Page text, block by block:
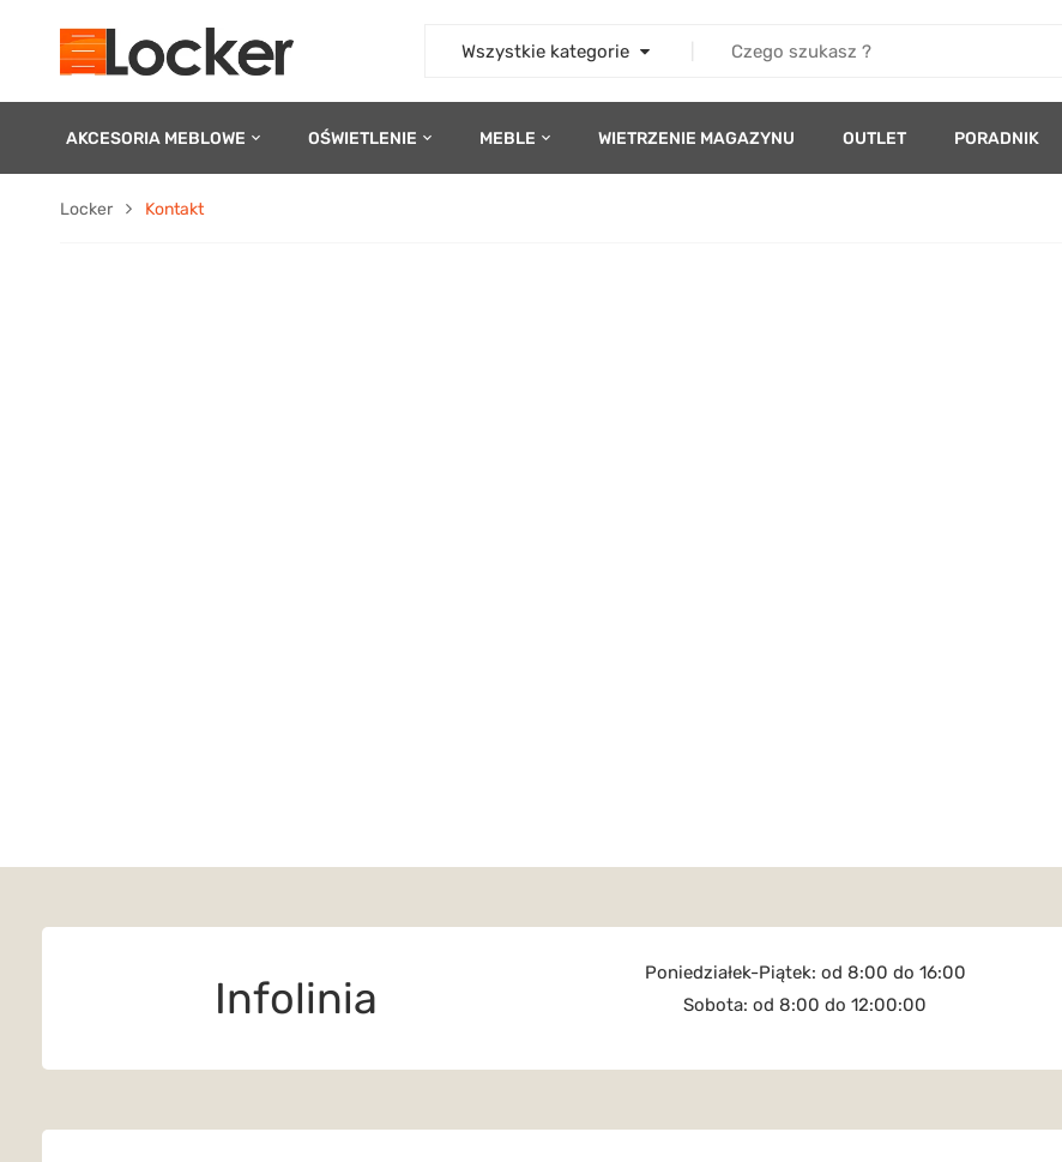
Wszystkie kategorie
AKCESORIA MEBLOWE OŚWIETLENIE MEBLE WIETRZENIE MAGAZYNU OUTLET PORADNIK
Locker Kontakt
Infolinia
Poniedziałek-Piątek: od 8:00 do 16:00
Sobota: od 8:00 do 12:00:00